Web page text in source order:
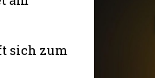
sich zum